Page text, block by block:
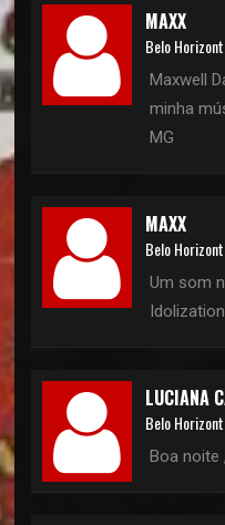
MAXX
Belo
Maxwell
minha
MG
MAXX
Belo
Um som
Idolization
LUCIANA
Belo
Boa noite